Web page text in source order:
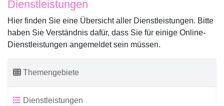
Dienstleistungen
Hier finden Sie eine Übersicht aller Dienstleistungen. Bitte
haben Sie Verständnis dafür, dass Sie für einige Online-
Dienstleistungen angemeldet sein müssen.
Themengebiete
Dienstleistungen